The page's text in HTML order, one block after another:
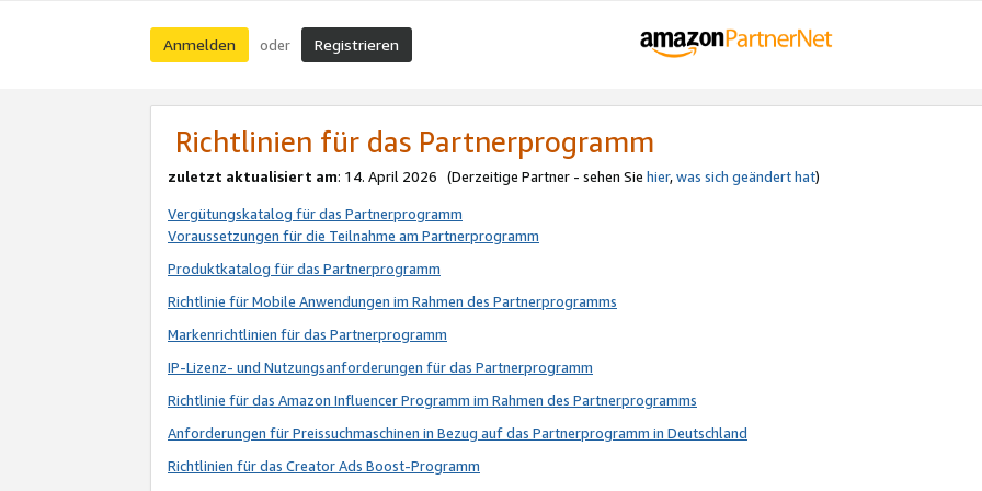
Anmelden oder Registrieren
Richtlinien für das Partnerprogramm
zuletzt aktualisiert am: 14. April 2026 (Derzeitige Partner - sehen Sie hier,was sich geändert hat)
Vergütungskatalog für das Partnerprogramm
Voraussetzungen für die Teilnahme am Partnerprogramm
Produktkatalog für das Partnerprogramm
Richtlinie für Mobile Anwendungen im Rahmen des Partnerprogramms
Markenrichtlinien für das Partnerprogramm
IP-Lizenz- und Nutzungsanforderungen für das Partnerprogramm
Richtlinie für das Amazon Influencer Programm im Rahmen des Partnerprogramms
Anforderungen für Preissuchmaschinen in Bezug auf das Partnerprogramm in Deutschland
Richtlinien für das Creator Ads Boost-Programm